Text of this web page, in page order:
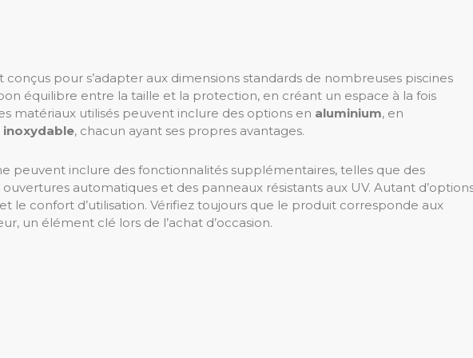
conçus pour s’adapter aux dimensions standards de nombreuses piscines
équilibre entre la taille et la protection, en créant un espace à la fois
matériaux utilisés peuvent inclure des options en aluminium, en
inoxydable, chacun ayant ses propres avantages.
peuvent inclure des fonctionnalités supplémentaires, telles que des
automatiques et des panneaux résistants aux UV. Autant
le confort d’utilisation. Vérifiez toujours que le produit corresponde aux
un élément clé lors de l’achat d’occasion.